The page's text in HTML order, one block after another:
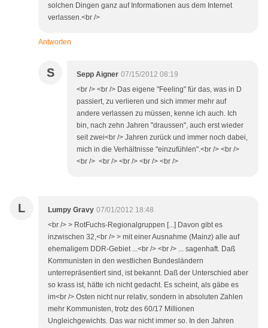
solchen Dingen ganz auf Informationen aus dem Internet
verlassen.<br />
Antworten
S Sepp Aigner 07/15/2012 08:19
<br /> <br /> Das eigene "Feeling" für das, was in D
passiert, zu verlieren und sich immer mehr auf
andere verlassen zu müssen, kenne ich auch. Ich
bin, nach zehn Jahren "draussen", auch erst wieder
seit zwei<br /> Jahren zurück und immer noch dabei,
mich in die Verhältnisse "einzufühlen".<br /> <br />
<br /> <br /> <br /> <br /> <br />
L Lumpy Gravy 07/01/2012 18:48
<br /> > RotFuchs-Regionalgruppen [...] Davon gibt es
inzwischen 32,<br /> > mit einer Ausnahme (Mainz) alle auf
ehemaligem DDR-Gebiet ...<br /> <br /> ... sagenhaft. Daß
Kommunisten in den westlichen Bundesländern
unterrepräsentiert sind, ist bekannt. Daß der Unterschied aber
so krass ist, hätte ich nicht gedacht. Es scheint, als gäbe es
im<br /> Osten nicht nur relativ, sondern in absoluten Zahlen
mehr Kommunisten, trotz des 60/17 Millionen
Ungleichgewichts. Das war nicht immer so. In den Jahren